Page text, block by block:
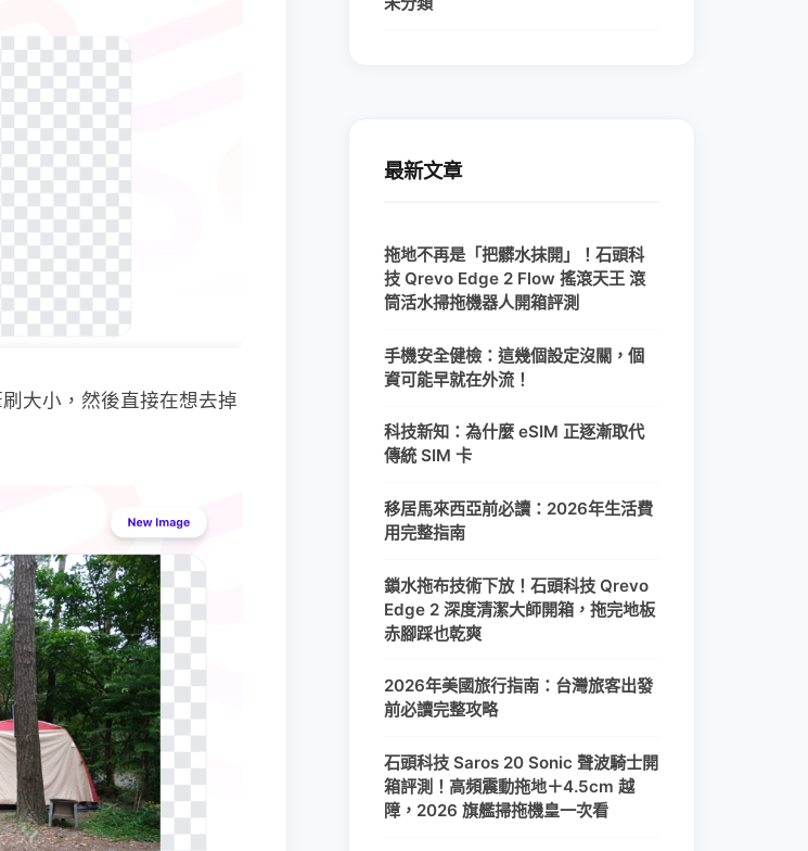
大小，然後直接在想去掉
最新文章
拖地不再是「把髒水抹開」！石頭科
技 Qrevo Edge 2 Flow 搖滾天王 滾
筒活水掃拖機器人開箱評測
手機安全健檢：這幾個設定沒關，個
資可能早就在外流！
科技新知：為什麼 eSIM 正逐漸取代
傳統 SIM 卡
移居馬來西亞前必讀：2026年生活費
用完整指南
鎖水拖布技術下放！石頭科技 Qrevo
Edge 2 深度清潔大師開箱，拖完地板
赤腳踩也乾爽
2026年美國旅行指南：台灣旅客出發
前必讀完整攻略
石頭科技 Saros 20 Sonic 聲波騎士開
箱評測！高頻震動拖地＋4.5cm 越
障，2026 旗艦掃拖機皇一次看